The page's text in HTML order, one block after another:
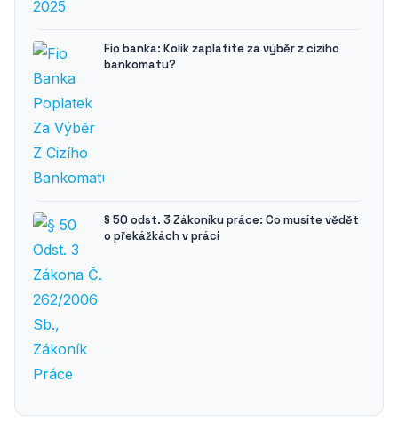
Fio banka: Kolik zaplatíte za výběr z cizího
bankomatu?
§ 50 odst. 3 Zákoníku práce: Co musíte vědět
o překážkách v práci